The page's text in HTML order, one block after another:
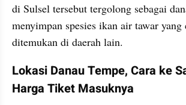
di Sulsel tersebut tergolong sebagai
menyimpan spesies ikan air tawar
ditemukan di daerah lain.
Lokasi Danau Tempe, Cara ke
Harga Tiket Masuknya